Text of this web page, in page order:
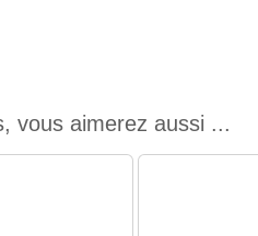
vous aimerez aussi ...